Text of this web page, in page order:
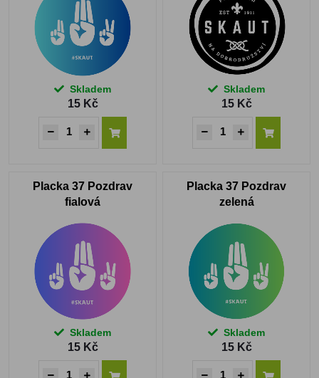
Skladem
15 Kč
Skladem
15 Kč
Placka 37 Pozdrav
fialová
Skladem
15 Kč
Placka 37 Pozdrav
zelená
Skladem
15 Kč